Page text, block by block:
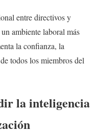
entre directivos y
ambiente laboral más
la confianza, la
todos los miembros del
la inteligencia